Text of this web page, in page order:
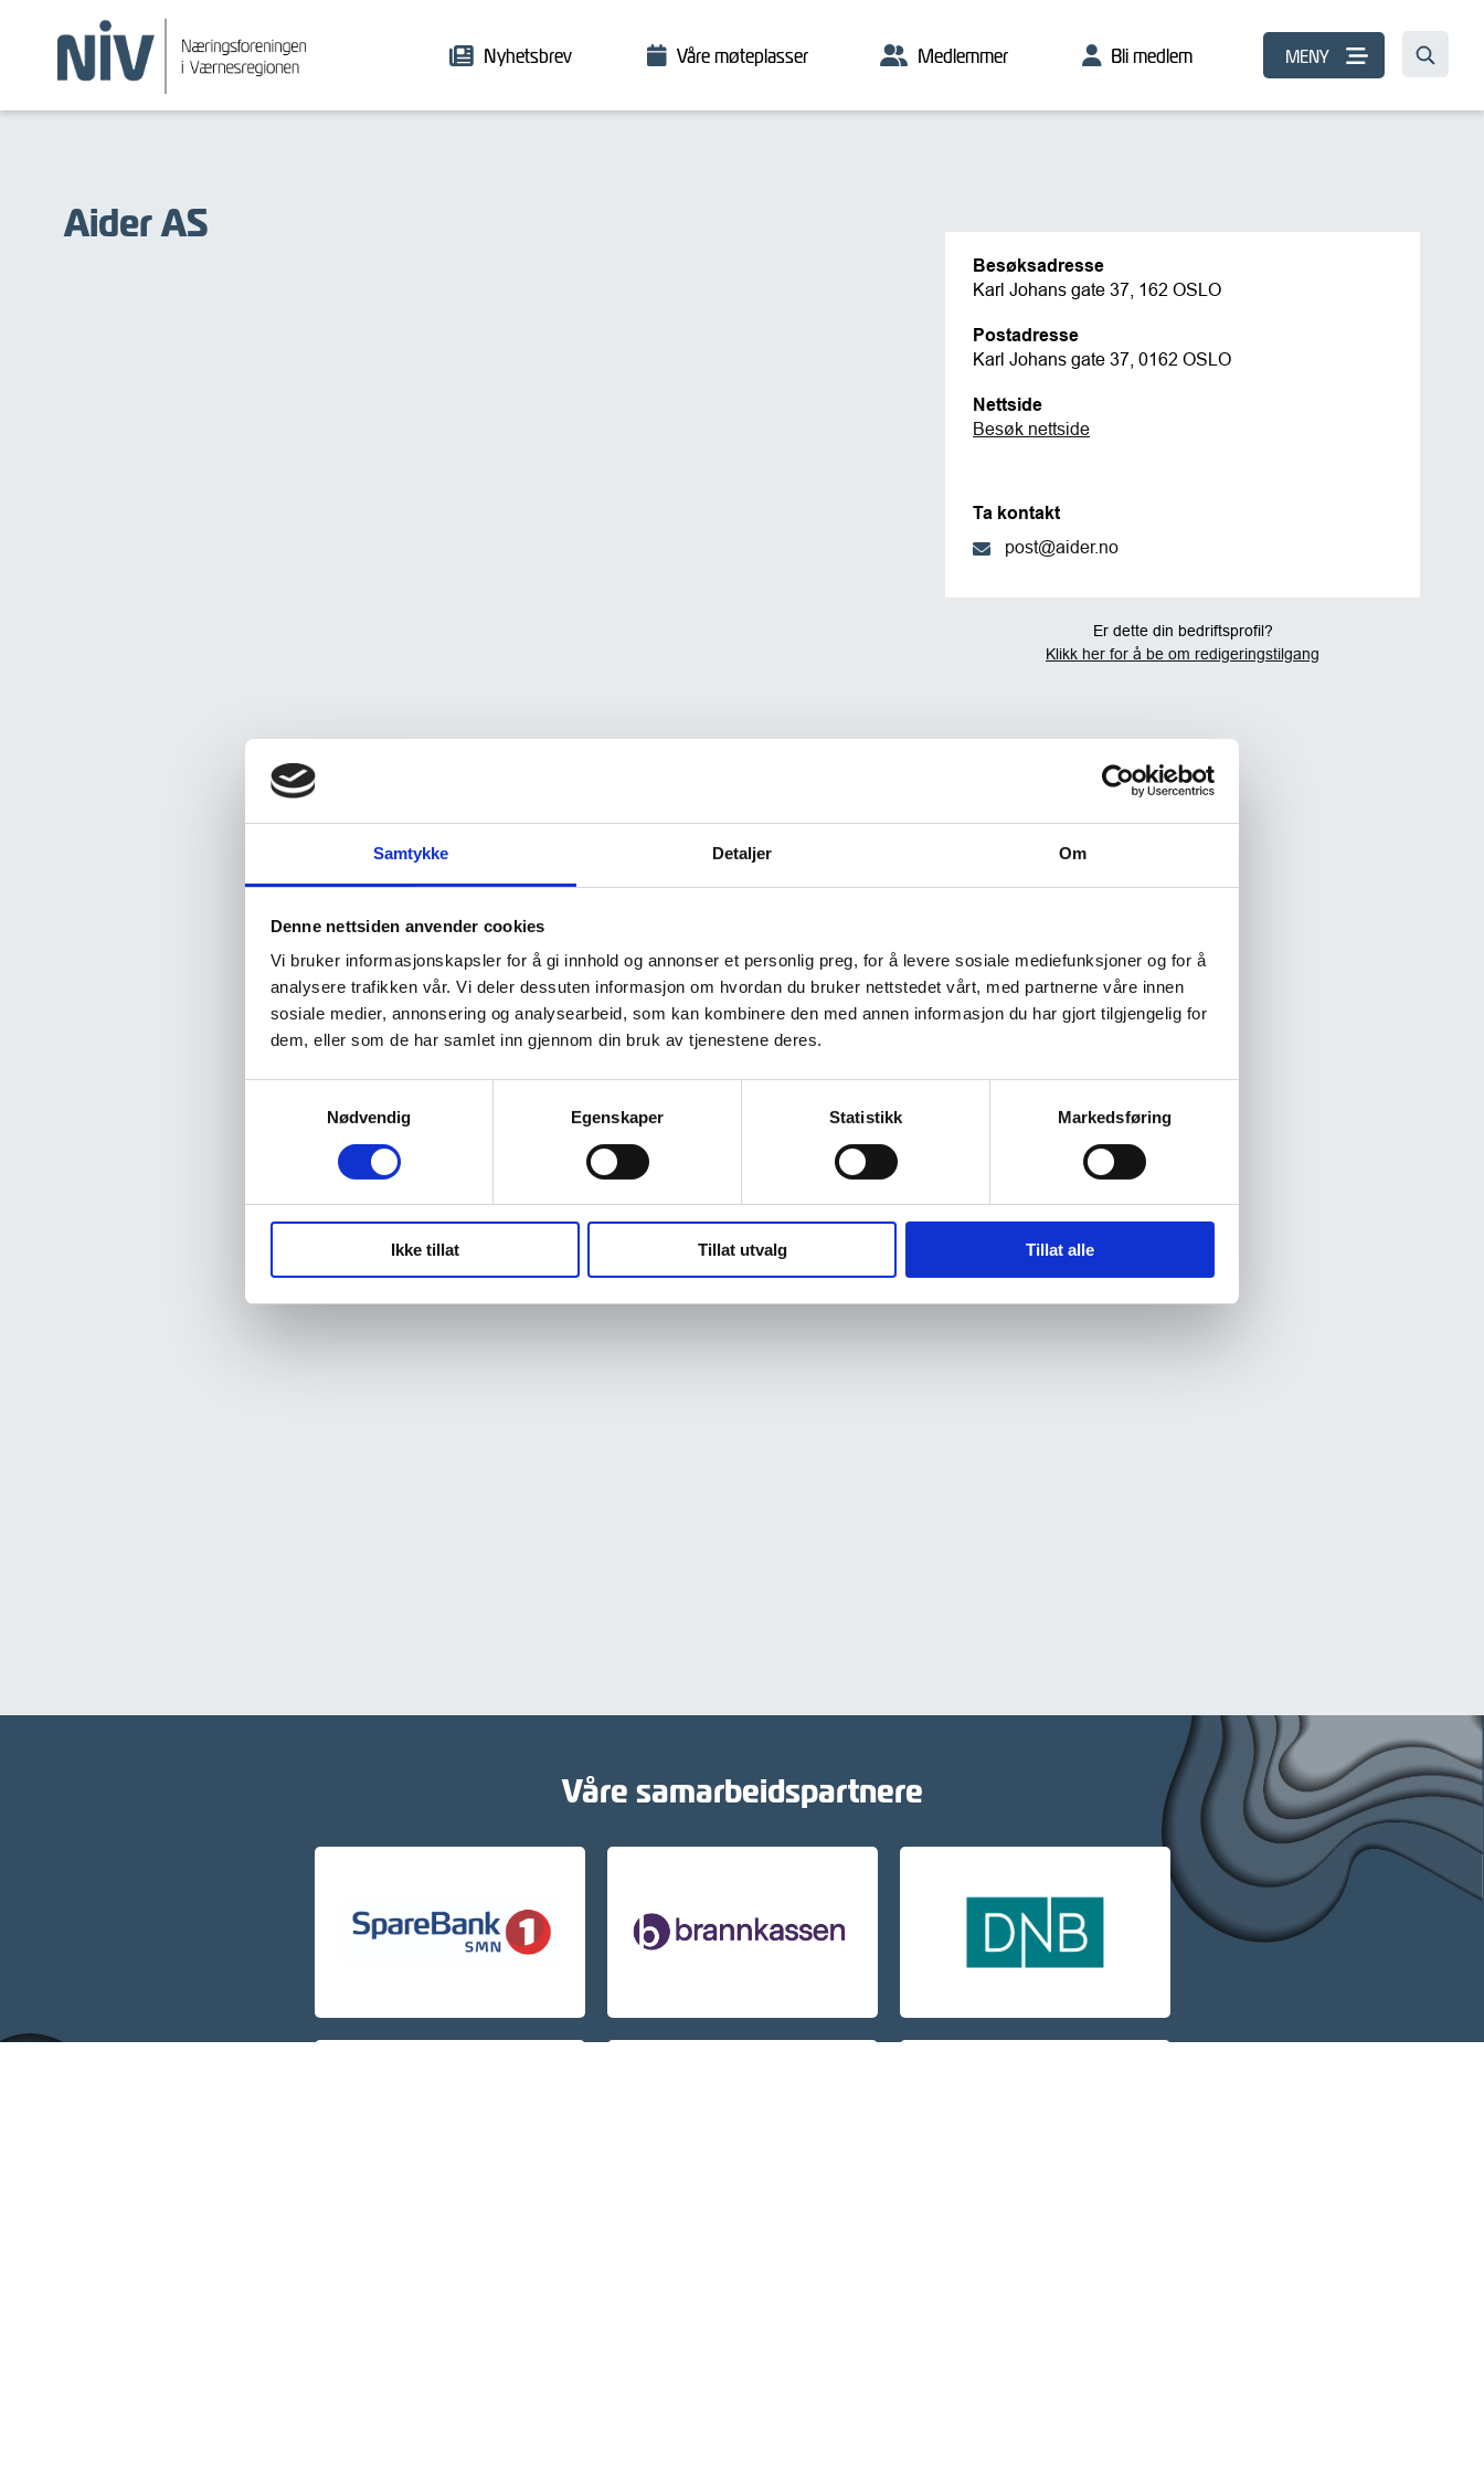
Samtykke Detaljer Om
Denne nettsiden anvender cookies
Vi bruker informasjonskapsler for å gi innhold og annonser et personlig preg, for å levere sosiale mediefunksjoner og for å
analysere trafikken vår. Vi deler dessuten informasjon om hvordan du bruker nettstedet vårt, med partnerne våre innen
sosiale medier, annonsering og analysearbeid, som kan kombinere den med annen informasjon du har gjort tilgjengelig for
dem, eller som de har samlet inn gjennom din bruk av tjenestene deres.
Nødvendig
Egenskaper Statistikk Markedsføring
Ikke tillat Tillat utvalg Tillat alle
Nyhetsbrev Våre møteplasser Medlemmer Bli medlem MENY
Aider AS
Besøksadresse
Karl Johans gate 37, 162 OSLO
Postadresse
Karl Johans gate 37, 0162 OSLO
Nettside
Besøk nettside
Ta kontakt
post@aider.no
Er dette din bedriftsprofil?
Klikk her for å be om redigeringstilgang
Våre samarbeidspartnere